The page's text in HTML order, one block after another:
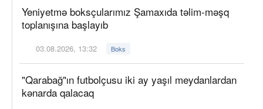
Yeniyetmə boksçularımız Şamaxıda təlim-məşq
toplanışına başlayıb
03.08.2026, 13:32 Boks
"Qarabağ"ın futbolçusu iki ay yaşıl meydanlardan
kənarda qalacaq